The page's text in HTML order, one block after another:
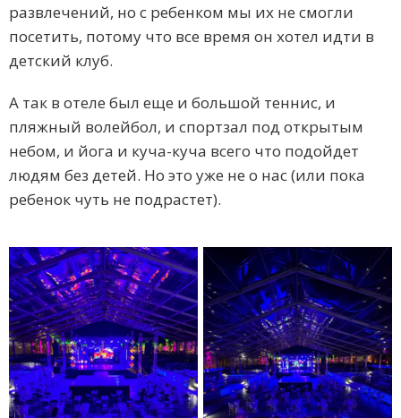
развлечений, но с ребенком мы их не смогли
посетить, потому что все время он хотел идти в
детский клуб.
А так в отеле был еще и большой теннис, и
пляжный волейбол, и спортзал под открытым
небом, и йога и куча-куча всего что подойдет
людям без детей. Но это уже не о нас (или пока
ребенок чуть не подрастет).